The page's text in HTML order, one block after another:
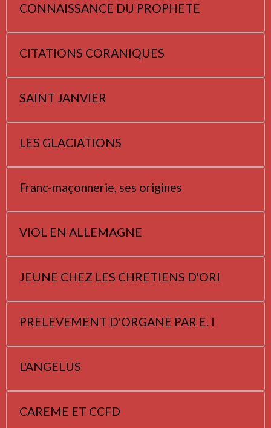
CONNAISSANCE DU PROPHETE
CITATIONS CORANIQUES
SAINT JANVIER
LES GLACIATIONS
Franc-maçonnerie, ses origines
VIOL EN ALLEMAGNE
JEUNE CHEZ LES CHRETIENS D'ORI
PRELEVEMENT D'ORGANE PAR E. I
L'ANGELUS
CAREME ET CCFD